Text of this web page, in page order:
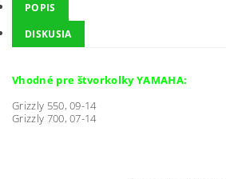
POPIS
DISKUSIA
Vhodné pre štvorkolky YAMAHA:
Grizzly 550, 09-14
Grizzly 700, 07-14